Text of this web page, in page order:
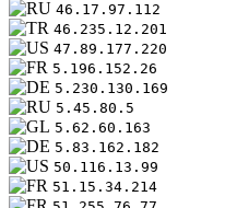
46.17.97.112
46.235.12.201
47.89.177.220
5.196.152.26
5.230.130.169
5.45.80.5
5.62.60.163
5.83.162.182
50.116.13.99
51.15.34.214